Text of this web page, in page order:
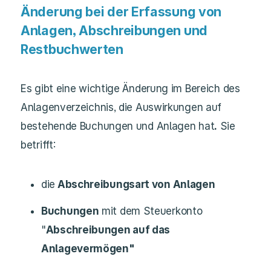
Änderung bei der Erfassung von
Anlagen, Abschreibungen und
Restbuchwerten
Es gibt eine wichtige Änderung im Bereich des
Anlagenverzeichnis, die Auswirkungen auf
bestehende Buchungen und Anlagen hat. Sie
betrifft:
die Abschreibungsart von Anlagen
Buchungen mit dem Steuerkonto
"Abschreibungen auf das
Anlagevermögen"